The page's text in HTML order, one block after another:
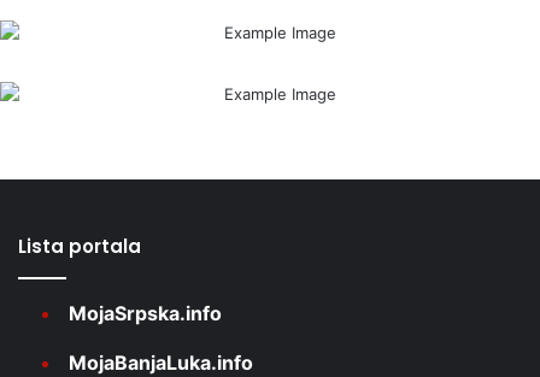
Lista portala
MojaSrpska.info
MojaBanjaLuka.info